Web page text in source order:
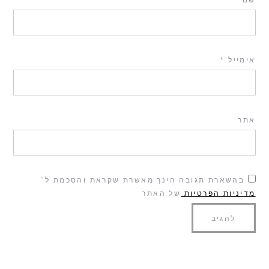
אימייל *
אתר
בהשארת תגובה הינך מאשרת שקראת והסכמת ל־
מדיניות הפרטיות
של האתר